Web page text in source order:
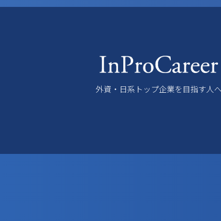
外資・日系トップ企業を目指す人